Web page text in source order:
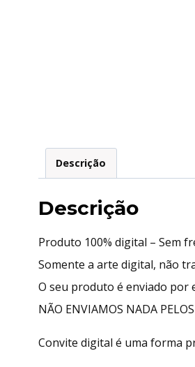
Descrição
Descrição
Produto 100% digital – Sem
Somente a arte digital, não
O seu produto é enviado por
NÃO ENVIAMOS NADA PELOS
Convite digital é uma forma